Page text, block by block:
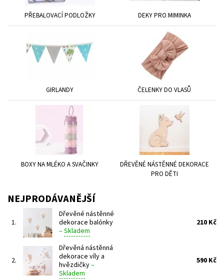
PŘEBALOVACÍ PODLOŽKY DEKY PRO MIMINKA
GIRLANDY ČELENKY DO VLASŮ
BOXY NA MLÉKO A SVAČINKY
DŘEVĚNÉ NÁSTĚNNÉ DEKORACE
PRO DĚTI
NEJPRODÁVANĚJŠÍ
1.
Dřevěné nástěnné
dekorace balónky
–Skladem
210 Kč
2.
Dřevěná nástěnná
dekorace víly a
hvězdičky–
Skladem
590 Kč